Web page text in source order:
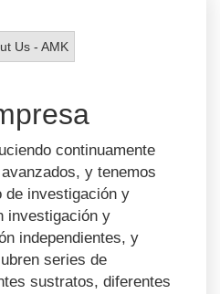
continuamente
y tenemos
de investigación y
investigación y
independientes, y
series de
sustratos, diferentes